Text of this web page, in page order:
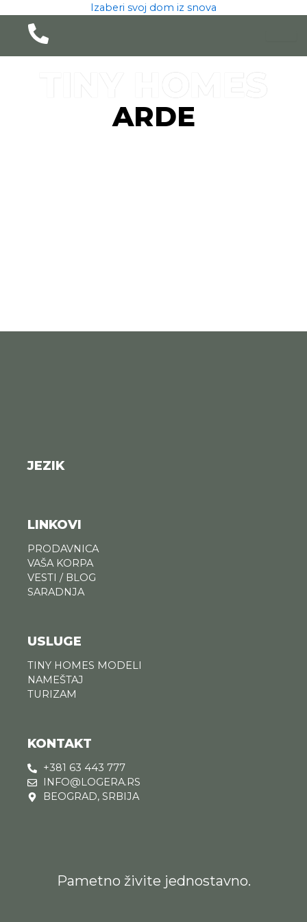
sadržaj
Izaberi svoj dom iz snova
ARDE
JEZIK
LINKOVI
PRODAVNICA
VAŠA KORPA
VESTI / BLOG
SARADNJA
USLUGE
TINY HOMES MODELI
NAMEŠTAJ
TURIZAM
KONTAKT
+381 63 443 777
INFO@LOGERA.RS
BEOGRAD, SRBIJA
Pametno živite jednostavno.